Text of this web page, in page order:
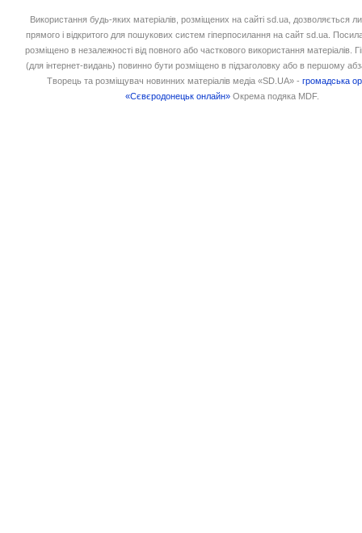
Використання будь-яких матеріалів, розміщених на сайті sd.ua, дозволяється
прямого і відкритого для пошукових систем гіперпосилання на сайт sd.ua.
розміщено в незалежності від повного або часткового використання матеріалів.
(для інтернет-видань) повинно бути розміщено в підзаголовку або в першому
Творець та розміщувач новинних матеріалів медіа «SD.UA» -громадська
«Сєвєродонецьк онлайн» Окрема подяка MDF.